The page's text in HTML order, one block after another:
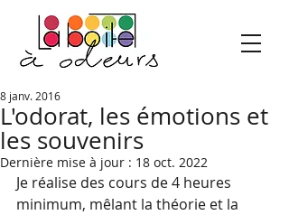
L'odorat, les émotions et
les souvenirs
8 janv. 2016
Dernière mise à jour : 18 oct. 2022
Je réalise des cours de 4 heures
minimum, mêlant la théorie et la